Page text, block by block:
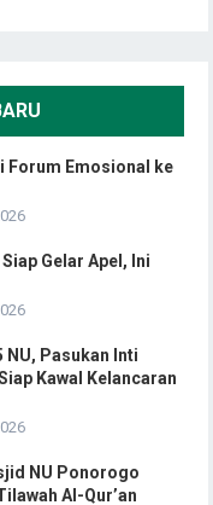
Forum Emosional ke
Gelar Apel, Ini
Pasukan Inti
Kawal Kelancaran
NU Ponorogo
Al-Qur’an